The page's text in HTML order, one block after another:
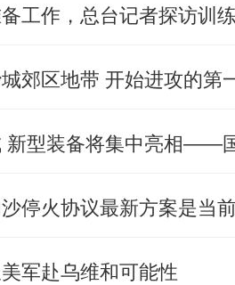
工作，总台记者探访训
郊区地带 开始进攻的第
停火协议最新方案是当
军赴乌维和可能性